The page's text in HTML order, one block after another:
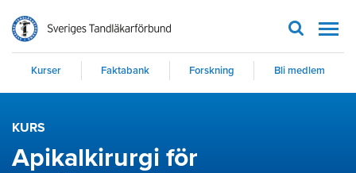
Kurser Faktabank Forskning Bli medlem
KURS
Apikalkirurgi för